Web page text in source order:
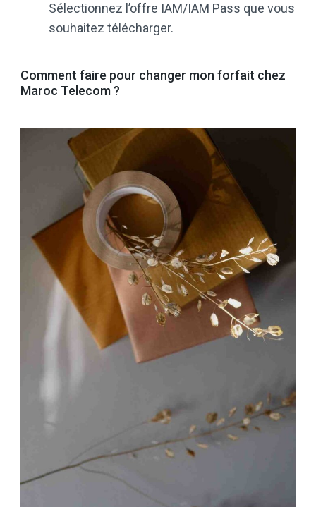
Sélectionnez l’offre IAM/IAM Pass que vous
souhaitez télécharger.
Comment faire pour changer mon forfait chez
Maroc Telecom ?